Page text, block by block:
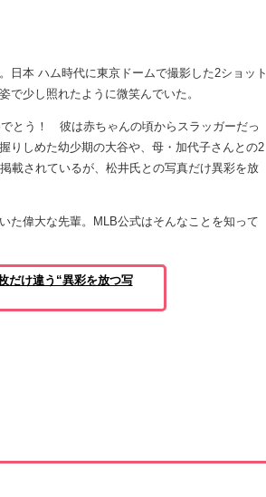
本 ハム時代に東京ドームで撮影した2ショット
少し照れたように微笑んでいた。
とう！ 彼は赤ちゃんの頃からスラッガーだっ
りしめた幼少期の大谷や、母・加代子さんとの2
載されているが、松井氏との写真だけ異彩を放
た偉大な先輩。MLB公式はそんなことを知って
だけ違う“異彩を放つ写